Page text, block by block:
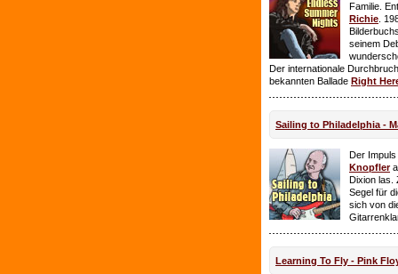
Familie.
Richie .
seinem
Der internationale
bekannten Ballade Right
Sailing to Philadelphia -
Der
Knopfler
Dixion las.
Segel für
sich von
Learning To Fly - Pink